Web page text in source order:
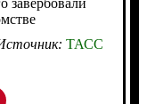
завербовали
ТАСС